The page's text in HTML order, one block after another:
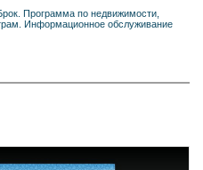
Программа по недвижимости,
Информационное обслуживание